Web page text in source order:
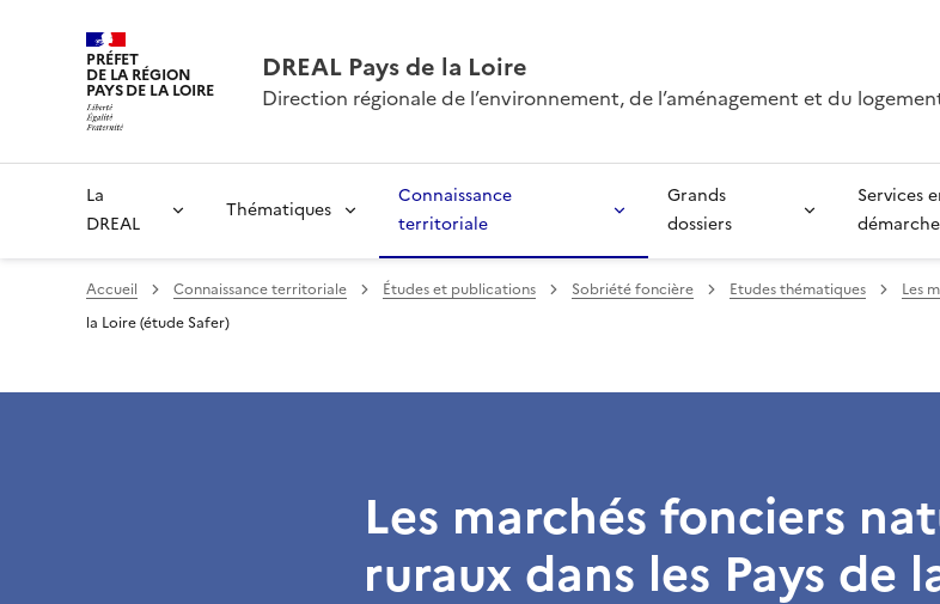
PRÉFET
DE LA RÉGION
PAYS DE LA LOIRE
DREAL Pays de la Loire
Direction régionale de l’environnement, de l’aménagement et du
La
DREAL
Thématiques
Connaissance
territoriale
Grands
dossiers
Services
Accueil Connaissance territoriale Études et publications Sobriété foncière Etudes thématiques Les
la Loire (étude Safer)
Les marchés fonciers
ruraux dans les Pays de